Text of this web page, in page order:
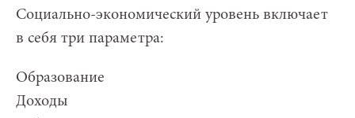
Социально-экономический уровень включает
в себя три параметра:
Образование
Доходы